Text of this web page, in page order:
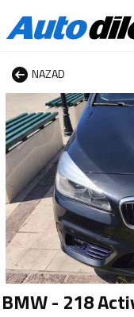
NAZAD
BMW - 218